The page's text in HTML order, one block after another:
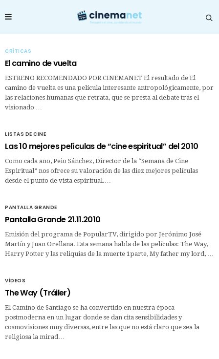
CRÍTICAS
El camino de vuelta
ESTRENO RECOMENDADO POR CINEMANET El resultado de El
camino de vuelta es una película interesante antropológicamente, por
las relaciones humanas que retrata, que se presta al debate tras el
visionado …
LISTAS DE CINE
Las 10 mejores películas de “cine espiritual” del 2010
Como cada año, Peio Sánchez, Director de la “Semana de Cine
Espiritual” nos ofrece su valoración de las diez mejores películas
desde el punto de vista espiritual.…
PANTALLA GRANDE
Pantalla Grande 21.11.2010
Emisión del programa de PopularTV, dirigido por Jerónimo José
Martín y Juan Orellana. Esta semana habla de las películas: The Way,
Harry Potter y las reliquias de la muerte 1parte, My father my lord, …
VÍDEOS
The Way (Tráiler)
El Camino de Santiago se ha convertido en nuestra época
postmoderna en un lugar donde se dan cita sensibilidades y
cosmovisiones muy diversas, entre las que no está claro que sea la
religiosa la mirad…